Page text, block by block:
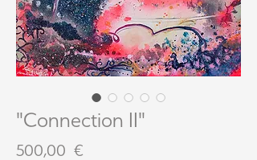
"Connection II"
500,00 €